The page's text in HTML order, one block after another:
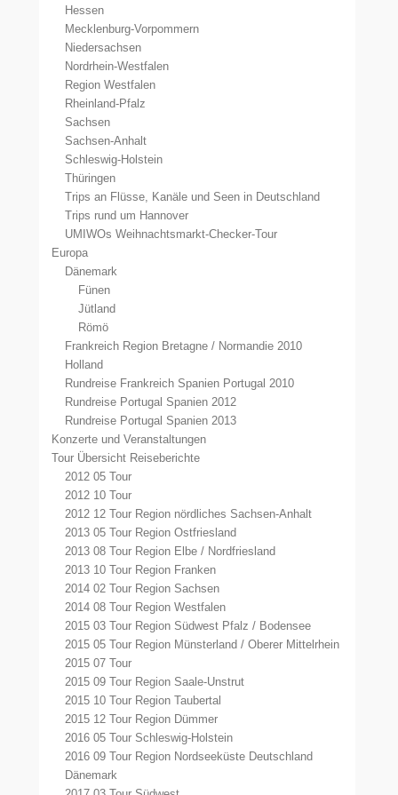
Hessen
Mecklenburg-Vorpommern
Niedersachsen
Nordrhein-Westfalen
Region Westfalen
Rheinland-Pfalz
Sachsen
Sachsen-Anhalt
Schleswig-Holstein
Thüringen
Trips an Flüsse, Kanäle und Seen in Deutschland
Trips rund um Hannover
UMIWOs Weihnachtsmarkt-Checker-Tour
Europa
Dänemark
Fünen
Jütland
Römö
Frankreich Region Bretagne / Normandie 2010
Holland
Rundreise Frankreich Spanien Portugal 2010
Rundreise Portugal Spanien 2012
Rundreise Portugal Spanien 2013
Konzerte und Veranstaltungen
Tour Übersicht Reiseberichte
2012 05 Tour
2012 10 Tour
2012 12 Tour Region nördliches Sachsen-Anhalt
2013 05 Tour Region Ostfriesland
2013 08 Tour Region Elbe / Nordfriesland
2013 10 Tour Region Franken
2014 02 Tour Region Sachsen
2014 08 Tour Region Westfalen
2015 03 Tour Region Südwest Pfalz / Bodensee
2015 05 Tour Region Münsterland / Oberer Mittelrhein
2015 07 Tour
2015 09 Tour Region Saale-Unstrut
2015 10 Tour Region Taubertal
2015 12 Tour Region Dümmer
2016 05 Tour Schleswig-Holstein
2016 09 Tour Region Nordseeküste Deutschland
Dänemark